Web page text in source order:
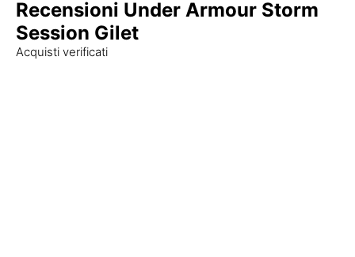
Recensioni Under Armour Storm
Session Gilet
Acquisti verificati